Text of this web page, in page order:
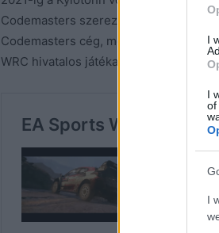
I
I
of
I
Codemasters szerezte meg a jogokat,
Codemasters cég, mely együtt
WRC hivatalos játéka.